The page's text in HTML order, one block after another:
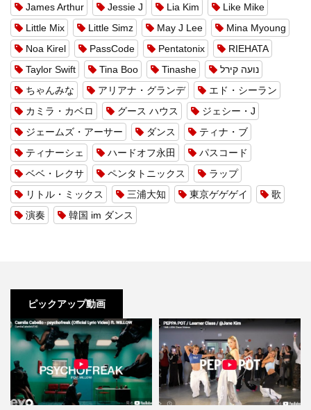
James Arthur
Jessie J Lia Kim
Like Mike
Little Mix
Little Simz May J Lee
Mina Myoung
Noa Kirel
PassCode Pentatonix
RIEHATA
Taylor Swift
Tina Boo Tinashe
נועה קירל
ちゃんみな
アリアナ・グランデ
エド・シーラン
カミラ・カベロ
グース ハウス
ジェシー・J
ジェームズ・アーサー
ダンス
ティナ・ブ
ティナーシェ
ハードオフ永田
パスコード
ベベ・レクサ
ペンタトニックス
ラップ
リトル・ミックス
三浦大知 東京ゲゲゲイ
歌
演奏
韓国 im ダンス
ピックアップ動画